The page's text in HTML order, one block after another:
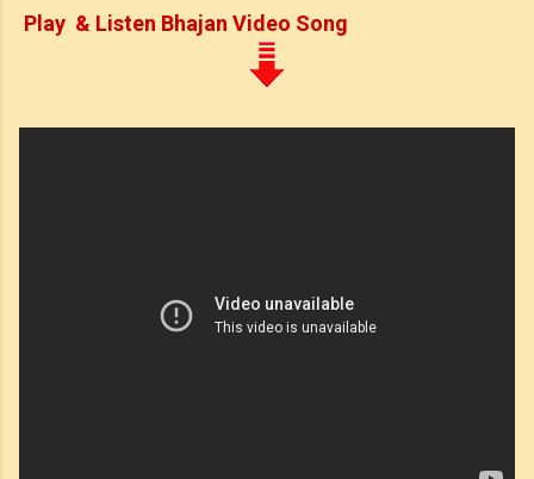
Play & Listen Bhajan Video Song